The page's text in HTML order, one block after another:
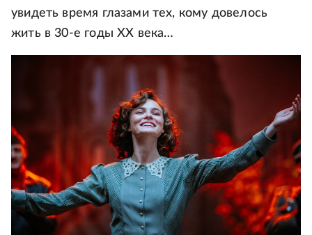
увидеть время глазами тех, кому довелось
жить в 30-е годы ХХ века…